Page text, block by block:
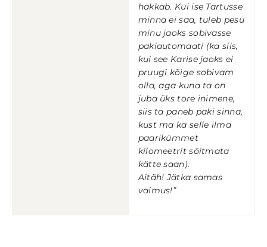
hakkab. Kui ise Tartusse
minna ei saa, tuleb pesu
minu jaoks sobivasse
pakiautomaati (ka siis,
kui see Karise jaoks ei
pruugi kõige sobivam
olla, aga kuna ta on
juba üks tore inimene,
siis ta paneb paki sinna,
kust ma ka selle ilma
paarikümmet
kilomeetrit sõitmata
kätte saan).
Aitäh! Jätka samas
vaimus!”